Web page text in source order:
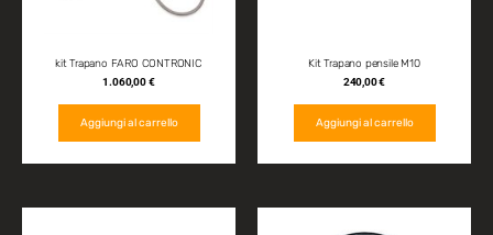
kit Trapano FARO CONTRONIC
1.060,00€
Aggiungi al carrello
Kit Trapano pensile M10
240,00€
Aggiungi al carrello